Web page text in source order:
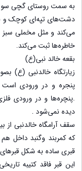
به سمت روستای گچی سو
دشت‌های تپه‌ای کوچک و
می‌کند و مثل مخملی سبز
خاطره‌ها ثبت می‌کند.
بقعه خالد نبی(ع)
زیارتگاه خالدنبی (ع)
پنجره و در ورودی است
.پنچره‌ها و در ورودی
دیده نمی‌شود .
سقف آرامگاه خالدنبی
که کمربند وگنبد داخل
قبری ساده به شکل قبرهای پشته ای به
این قبر فاقد کتیبه